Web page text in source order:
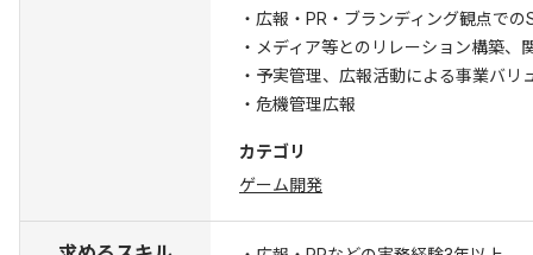
・広報・PR・ブランディング観点での
・メディア等とのリレーション構築
・予実管理、広報活動による事業バリ
・危機管理広報
カテゴリ
ゲーム開発